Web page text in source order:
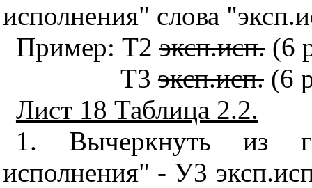
исполнения" слова
Пример: Т2 эксп.исп.(6
Т3 эксп.исп.(6
Лист 18 Таблица 2.2.
1. Вычеркнуть из
исполнения" - У3